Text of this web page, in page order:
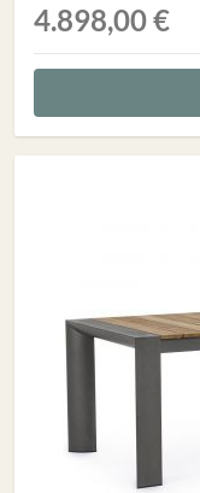
4.898,00 €